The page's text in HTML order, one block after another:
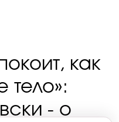
как
тело»:
- о